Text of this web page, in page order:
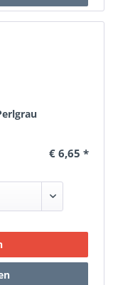
€ 6,65 *